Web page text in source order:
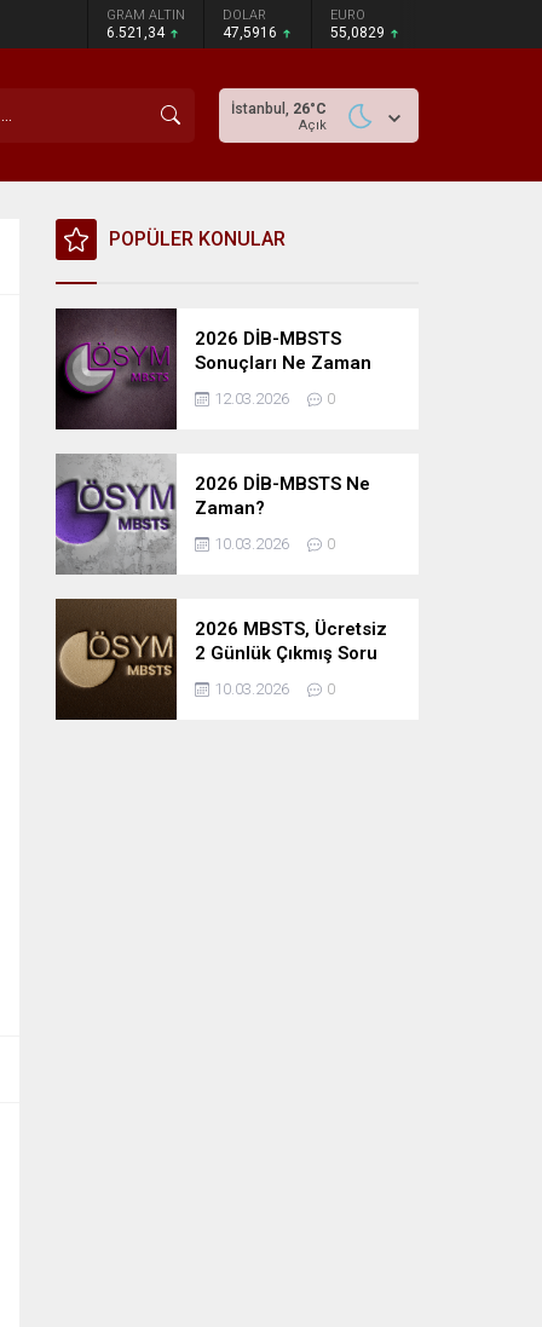
GRAM ALTIN
6.521,34
DOLAR
47,5916
EURO
55,0829
İstanbul, 26°C
Açık
POPÜLER KONULAR
2026 DİB-MBSTS
Sonuçları Ne Zaman
Açıklanacak?
12.03.2026 0
2026 DİB-MBSTS Ne
Zaman?
10.03.2026 0
2026 MBSTS, Ücretsiz
2 Günlük Çıkmış Soru
Çözüm Kampı
10.03.2026 0